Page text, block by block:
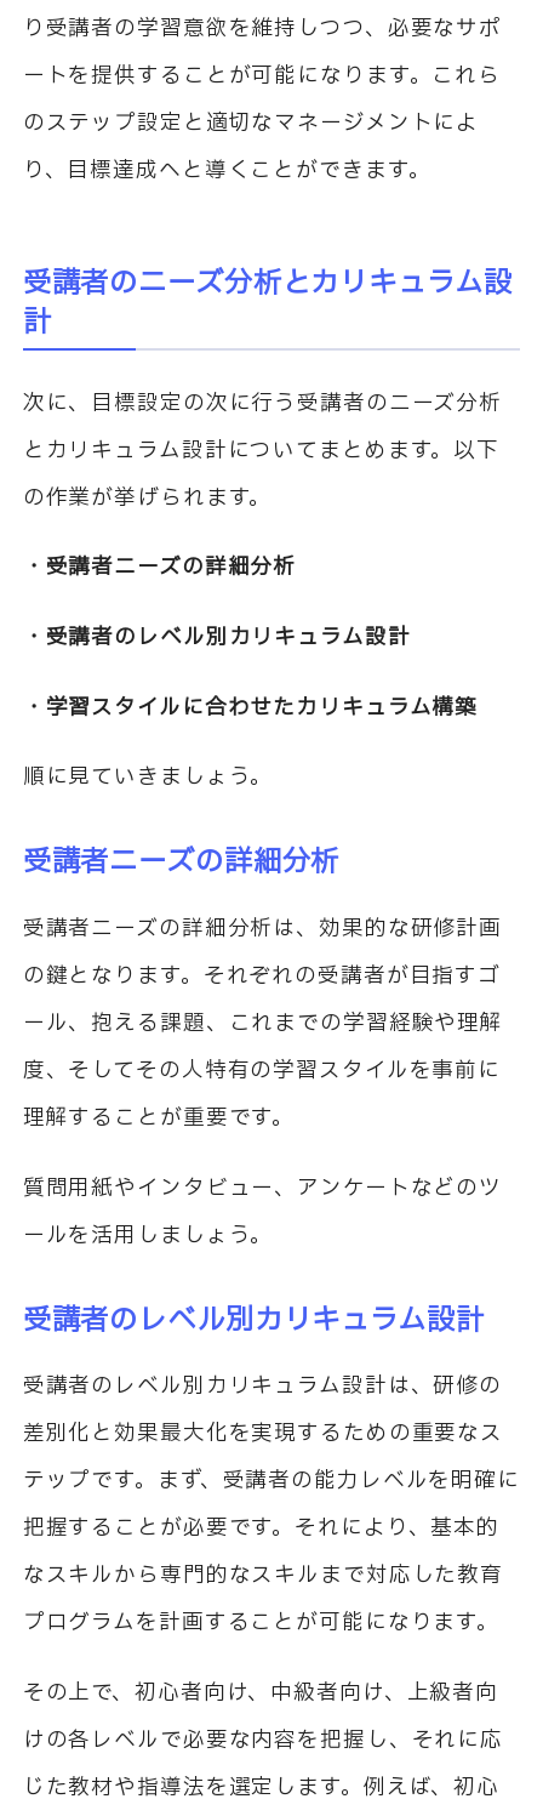
り受講者の学習意欲を維持しつつ、必要なサポ
ートを提供することが可能になります。これら
のステップ設定と適切なマネージメントによ
り、目標達成へと導くことができます。
受講者のニーズ分析とカリキュラム設
計
次に、目標設定の次に行う受講者のニーズ分析
とカリキュラム設計についてまとめます。以下
の作業が挙げられます。
・受講者ニーズの詳細分析
・受講者のレベル別カリキュラム設計
・学習スタイルに合わせたカリキュラム構築
順に見ていきましょう。
受講者ニーズの詳細分析
受講者ニーズの詳細分析は、効果的な研修計画
の鍵となります。それぞれの受講者が目指すゴ
ール、抱える課題、これまでの学習経験や理解
度、そしてその人特有の学習スタイルを事前に
理解することが重要です。
質問用紙やインタビュー、アンケートなどのツ
ールを活用しましょう。
受講者のレベル別カリキュラム設計
受講者のレベル別カリキュラム設計は、研修の
差別化と効果最大化を実現するための重要なス
テップです。まず、受講者の能力レベルを明確に
把握することが必要です。それにより、基本的
なスキルから専門的なスキルまで対応した教育
プログラムを計画することが可能になります。
その上で、初心者向け、中級者向け、上級者向
けの各レベルで必要な内容を把握し、それに応
じた教材や指導法を選定します。例えば、初心